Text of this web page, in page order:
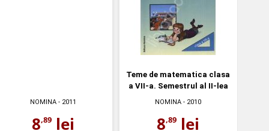
NOMINA- 2011
8,89lei
Teme de matematica clasa
a VII-a. Semestrul al II-lea
NOMINA - 2010
8,89 lei